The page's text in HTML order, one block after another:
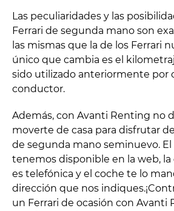
Las peculiaridades y las
Ferrari de segunda mano son
las mismas que la de los Ferrari
único que cambia es el
sido utilizado anteriormente por
conductor.
Además, con Avanti Renting no
moverte de casa para disfrutar
de segunda mano seminuevo.
tenemos disponible en la web,
es telefónica y el coche te lo
dirección que nos
un Ferrari de ocasión con Avanti